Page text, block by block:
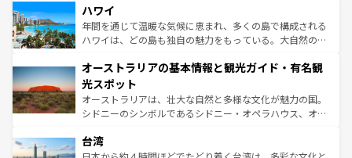
着のスイス情報は
のような巨大都市は、観光、ショッピング、エンターテイ
ンメントが詰まった刺激的なスポットだ。一方、アメリカ
西部には大自然が広がり、グランドキャニオンやイエロー
部のニューオーリンズでは、音楽と美食が融合した独特の
文化が魅力。旅行者はアメリカの各地域で異なる魅力を楽
しみながら、その多様性と豊かな歴史を感じることができ
るだろう。車でのロードトリップや列車の旅も、アメリカ
情報は
ハワイ
年間を通じて温暖な気候に恵まれ、多くの島で構成される
ハワイは、どの島も独自の魅力をもっている。大自然の神
ワイ島は見逃せない。また、定番の観光地といえばオアフ
島だが、静かな自然を求めるならマウイ島やカウアイ島が
おすすめ。エメラルドグリーンに輝く海をはじめ、豊かな
文化や歴史が息づいている。「アロハスピリット」と呼ば
人々、おいしいローカルフードやハワイアンミュージッ
ク、伝統的なフラダンスなど、すべてがハワイの魅力を彩
オーストラリアの基本情報と観光ガイド・有名観
光スポット
オーストラリアは、壮大な自然と多様な文化が魅力の国。
シドニーのシンボルであるシドニー・オペラハウス、オー
リアリーフや大陸中央部にそびえるウルル（エアーズロッ
ク）、タスマニアの美しい原生林やケアンズの熱帯雨林な
台湾